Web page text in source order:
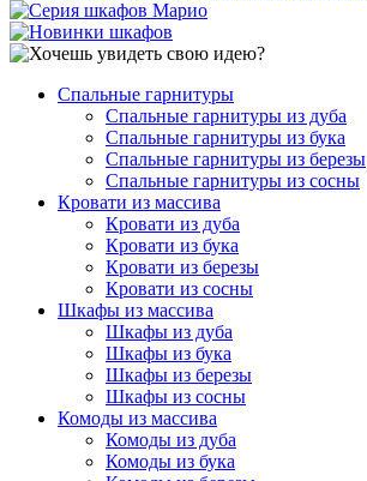
Спальные гарнитуры
Спальные гарнитуры из дуба
Спальные гарнитуры из бука
Спальные гарнитуры из березы
Спальные гарнитуры из сосны
Кровати из массива
Кровати из дуба
Кровати из бука
Кровати из березы
Кровати из сосны
Шкафы из массива
Шкафы из дуба
Шкафы из бука
Шкафы из березы
Шкафы из сосны
Комоды из массива
Комоды из дуба
Комоды из бука